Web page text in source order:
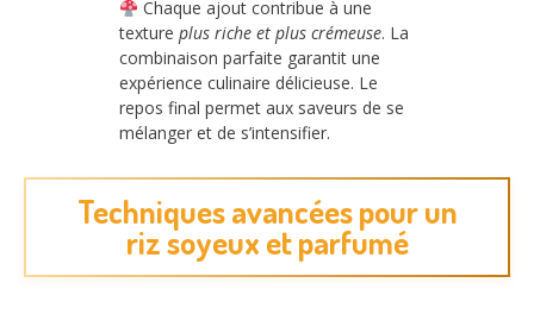
Chaque ajout contribue à une
texture plus riche et plus crémeuse. La
combinaison parfaite garantit une
expérience culinaire délicieuse. Le
repos final permet aux saveurs de se
mélanger et de s’intensifier.
Techniques avancées pour un
riz soyeux et parfumé